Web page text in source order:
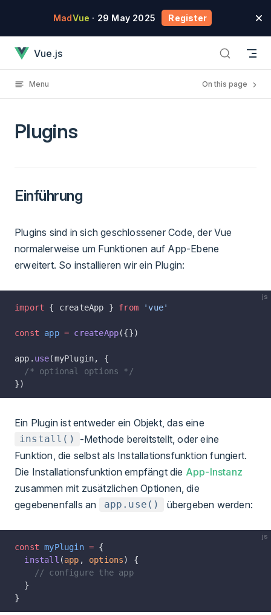
Skip to content
MadVue · 29 May 2025 Register
Vue.js
Menu On this page
Plugins
Einführung
Plugins sind in sich geschlossener Code, der Vue
normalerweise um Funktionen auf App-Ebene
erweitert. So installieren wir ein Plugin:
js
import { createApp } from 'vue'
const app = createApp({})
app. use(myPlugin, {
  /* optional options */
})
Ein Plugin ist entweder ein Objekt, das eine
install()
-Methode bereitstellt, oder eine
Funktion, die selbst als Installationsfunktion fungiert.
Die Installationsfunktion empfängt die App-Instanz
zusammen mit zusätzlichen Optionen, die
gegebenenfalls an
app.use() übergeben werden:
js
const myPlugin = {
  install
(app , options) {
    // configure the app
  }
}